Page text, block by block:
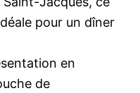
pour un dîner
en
de